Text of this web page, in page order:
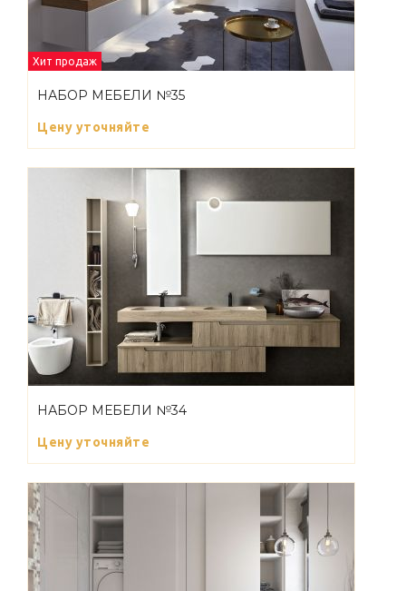
Хит продаж
НАБОР МЕБЕЛИ №35
Цену уточняйте
НАБОР МЕБЕЛИ №34
Цену уточняйте